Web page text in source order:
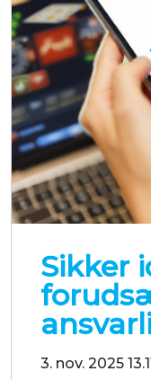
Sikker
3. nov. 2025